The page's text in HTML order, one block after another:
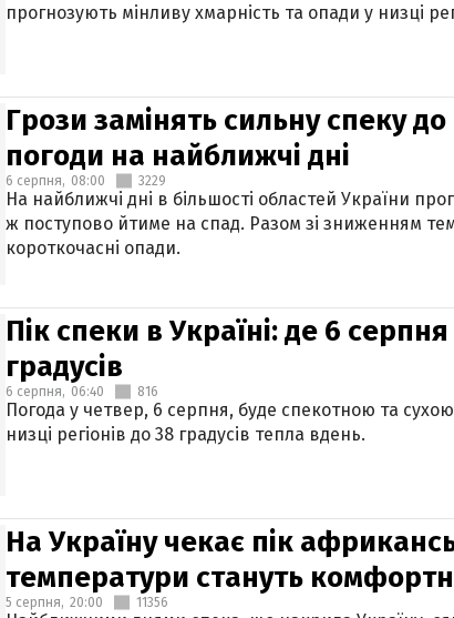
прогнозують мінливу хмарність та опади у низці
Грози замінять сильну спеку
погоди на найближчі дні
6 серпня, 08:00 3229
На найближчі дні в більшості областей України
ж поступово йтиме на спад. Разом зі зниженням
короткочасні опади.
Пік спеки в Україні: де 6
градусів
6 серпня, 06:40 816
Погода у четвер, 6 серпня, буде спекотною та
низці регіонів до 38 градусів тепла вдень.
На Україну чекає пік
температури стануть
5 серпня, 20:00 11356